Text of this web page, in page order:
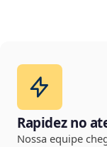
Rapidez no
Nossa equipe